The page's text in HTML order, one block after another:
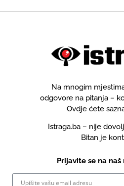
Na mnogim
odgovore na pitanja –
Ovdje ćete
Istraga.ba – nije
Bitan je
Prijavite se na